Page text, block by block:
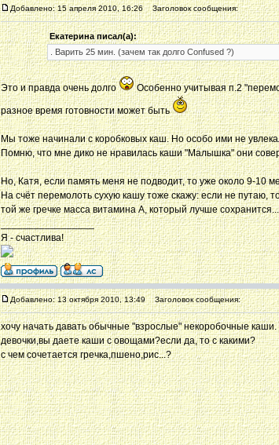
Добавлено: 15 апреля 2010, 16:26 Заголовок сообщения:
Екатерина писал(а):
. Варить 25 мин. (зачем так долго Confused ?)
Это и правда очень долго Особенно учитывая п.2
разное время готовности может быть
Мы тоже начинали с коробковых каш. Но особо ими не
Помню, что мне дико не нравилась каши "Малышка" они
Но, Катя, если память меня не подводит, то уже около 9-10
На счёт перемолоть сухую кашу тоже скажу: если не путаю,
той же гречке масса витамина А, который лучше
_________________
Я - счастлива!
Добавлено: 13 октября 2010, 13:49 Заголовок сообщения:
хочу начать давать обычные "взрослые" некоробочные
девочки,вы даете каши с овощами?если да, то с какими?
с чем сочетается гречка,пшено,рис...?